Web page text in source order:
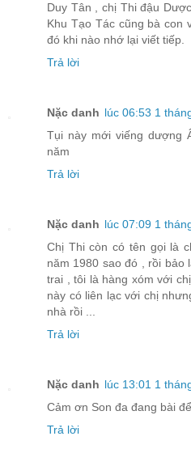
Duy Tân , chị Thi đậu
Khu Tạo Tác cũng bà con
đó khi nào nhớ lại viết tiếp.
Trả lời
Nặc danh lúc 06:53 1
Tụi này mới viếng dượng
năm
Trả lời
Nặc danh lúc 07:09 1
Chị Thi còn có tên gọi là
năm 1980 sao đó , rồi bảo
trai , tôi là hàng xóm với
này có liên lạc với chị
nhà rồi ...
Trả lời
Nặc danh lúc 13:01 1
Cảm ơn Son đa đang bài
Trả lời